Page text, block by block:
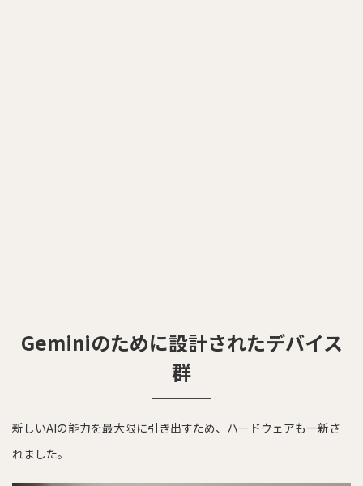
Geminiのために設計されたデバイス
群
新しいAIの能力を最大限に引き出すため、ハードウェアも一新さ
れました。